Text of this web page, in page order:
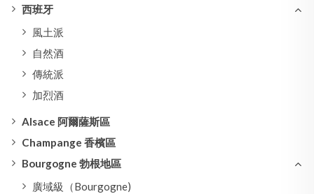
西班牙
風土派
自然酒
傳統派
加烈酒
Alsace 阿爾薩斯區
Champange 香檳區
Bourgogne 勃根地區
廣域級（Bourgogne)